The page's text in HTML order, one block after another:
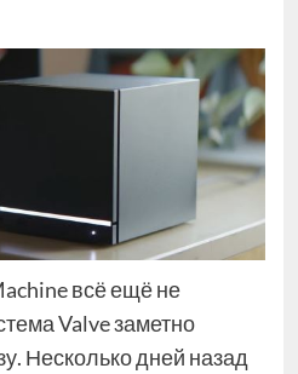
всё ещё не
Valve заметно
Несколько дней назад